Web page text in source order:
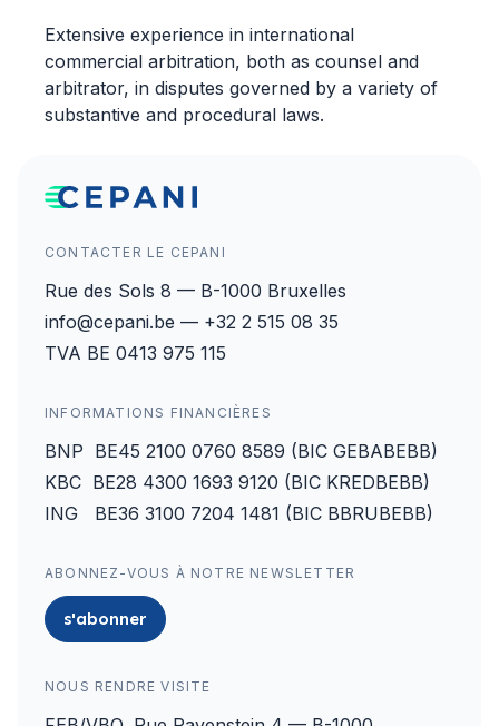
Extensive experience in international
commercial arbitration, both as counsel and
arbitrator, in disputes governed by a variety of
substantive and procedural laws.
CONTACTER LE CEPANI
Rue des Sols 8 — B-1000 Bruxelles
info@cepani.be — +32 2 515 08 35
TVA BE 0413 975 115
INFORMATIONS FINANCIÈRES
BNP BE45 2100 0760 8589 (BIC GEBABEBB)
KBC BE28 4300 1693 9120 (BIC KREDBEBB)
ING BE36 3100 7204 1481 (BIC BBRUBEBB)
ABONNEZ-VOUS À NOTRE NEWSLETTER
s'abonner
NOUS RENDRE VISITE